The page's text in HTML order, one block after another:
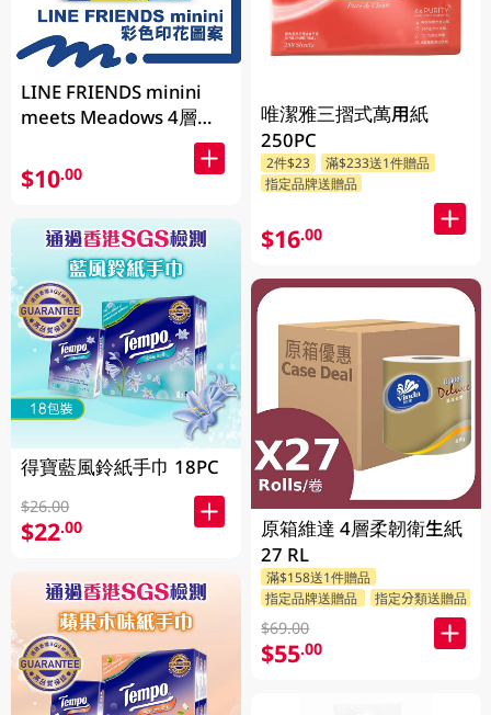
LINE FRIENDS minini
meets Meadows 4層印
花迷你紙巾 8張 x 12包
(新舊包裝隨機發送)
$10.00
得寶藍風鈴紙手巾 18PC
$26.00
$22.00
唯潔雅三摺式萬用紙
250PC
2件$23
滿$233送1件贈品
指定品牌送贈品
$16.00
原箱維達 4層柔韌衛生紙
27 RL
滿$158送1件贈品
指定品牌送贈品
指定分類送贈品
$69.00
$55.00